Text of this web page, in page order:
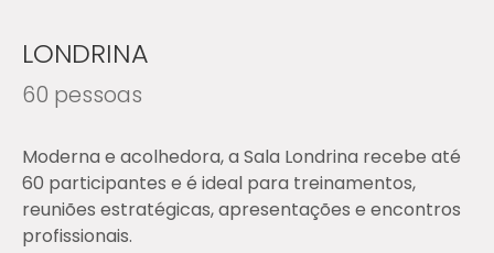
LONDRINA
60 pessoas
Moderna e acolhedora, a Sala Londrina recebe até
60 participantes e é ideal para treinamentos,
reuniões estratégicas, apresentações e encontros
profissionais.